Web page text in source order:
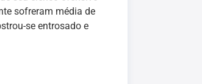
sofreram média de
se entrosado e